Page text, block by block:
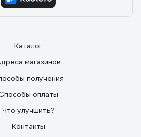
Каталог
магазинов
получения
оплаты
Что улучшить?
Контакты